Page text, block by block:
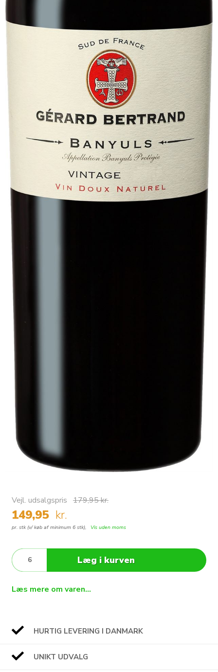
Vejl. udsalgspris 179,95 kr.
149,95 kr.
pr. stk (v/ køb af minimum 6 stk), Vis uden moms
Læg i kurven
Læs mere om varen...
HURTIG LEVERING I DANMARK
UNIKT UDVALG